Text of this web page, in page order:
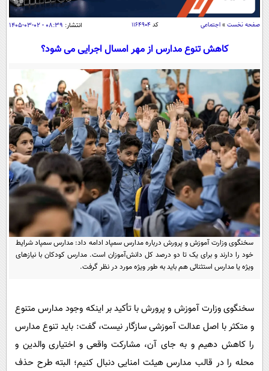
اقتصاد
اقتصادی
جامعه
حوادث
سلامت
یک برش دانایی
محیط زیست
سفر و تفریح
بین الملل
سیاست خارجی
فرهنگ و هنر
علم و دانش
فناوری و It
علمی
اخبار کریپتو
قرآن
گوناگون
سرگرمی
باشگاه مغز
مجله تصویری سلاح
فیلم
اقتصاد
ورزش
سیاست
گوناگون
حوادث
محیط زیست
عصر ایران 2
خواندنی ها و دیدنی ها
داستان کوتاه
پیامک
دانلود
آموزش زبان
صفحه نخست » اجتماعی کد ۱۱۶۴۹۰۴ انتشار: ۰۸:۳۹ - ۰۲-۰۳-۱۴۰۵
کاهش تنوع مدارس از مهر امسال اجرایی می شود؟
سخنگوی وزارت آموزش و پرورش درباره مدارس سمپاد ادامه داد: مدارس سمپاد شرایط
خود را دارند و برای یک تا دو درصد کل دانش‌آموزان است. مدارس کودکان با نیازهای
ویژه یا مدارس استثنائی هم باید به طور ویژه مورد در نظر گرفت.
سخنگوی وزارت آموزش و پرورش با تأکید بر اینکه وجود مدارس متنوع
و متکثر با اصل عدالت آموزشی سازگار نیست، گفت: باید تنوع مدارس
را کاهش دهیم و به جای آن، مشارکت واقعی و اختیاری والدین و
محله را در قالب مدارس هیئت امنایی دنبال کنیم؛ البته طرح حذف